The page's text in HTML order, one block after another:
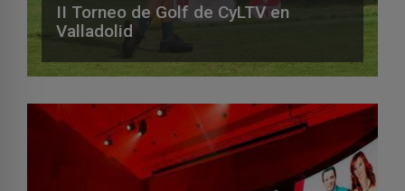
II Torneo de Golf de CyLTV en
Valladolid